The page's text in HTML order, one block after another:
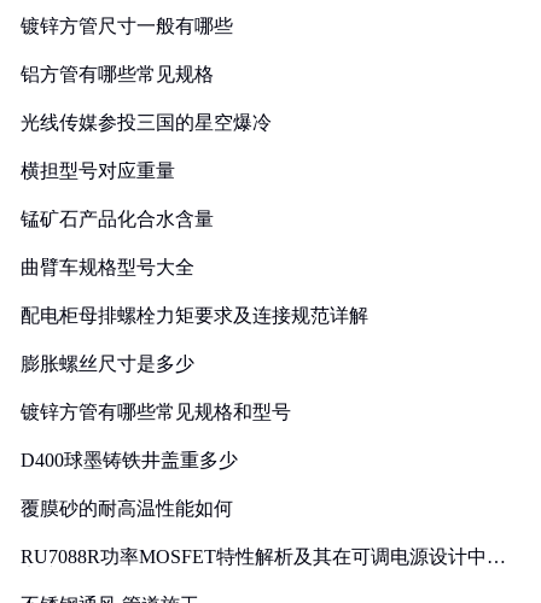
镀锌方管尺寸一般有哪些
铝方管有哪些常见规格
光线传媒参投三国的星空爆冷
横担型号对应重量
锰矿石产品化合水含量
曲臂车规格型号大全
配电柜母排螺栓力矩要求及连接规范详解
膨胀螺丝尺寸是多少
镀锌方管有哪些常见规格和型号
D400球墨铸铁井盖重多少
覆膜砂的耐高温性能如何
RU7088R功率MOSFET特性解析及其在可调电源设计中的